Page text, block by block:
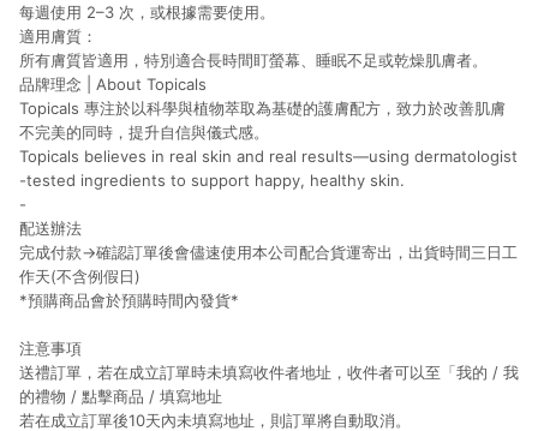
每週使用 2–3 次，或根據需要使用。
適用膚質：
所有膚質皆適用，特別適合長時間盯螢幕、睡眠不足或乾燥肌膚者。
品牌理念 | About Topicals
Topicals 專注於以科學與植物萃取為基礎的護膚配方，致力於改善肌膚
不完美的同時，提升自信與儀式感。
Topicals believes in real skin and real results—using dermatologist
-tested ingredients to support happy, healthy skin.
-
配送辦法
完成付款→確認訂單後會儘速使用本公司配合貨運寄出，出貨時間三日工
作天(不含例假日)
*預購商品會於預購時間內發貨*
注意事項
送禮訂單，若在成立訂單時未填寫收件者地址，收件者可以至「我的 / 我
的禮物 / 點擊商品 / 填寫地址
若在成立訂單後10天內未填寫地址，則訂單將自動取消。